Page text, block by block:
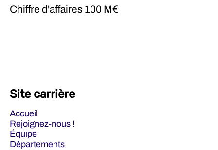
Chiffre d'affaires 100 M€
Site carrière
Accueil
Rejoignez-nous !
Équipe
Départements